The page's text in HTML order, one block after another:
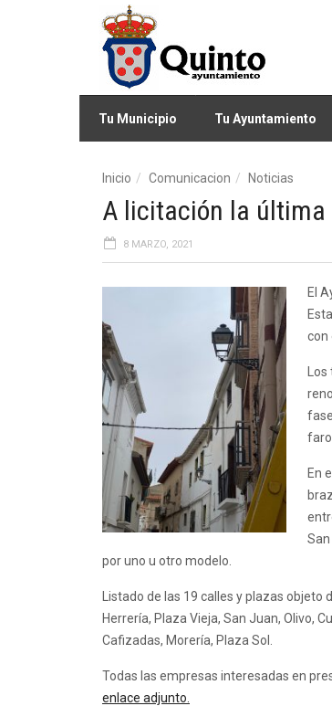
Tu Municipio Tu Ayuntamiento
Inicio Comunicacion Noticias
A licitación la última
8 MARZO, 2021
El
con
En
por uno u otro modelo.
Listado de las 19 calles y plazas objeto
Herrería, Plaza Vieja, San Juan, Olivo,
Cafizadas, Morería, Plaza Sol.
Todas las empresas interesadas en
enlace adjunto.